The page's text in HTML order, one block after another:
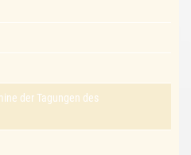
der Tagungen des